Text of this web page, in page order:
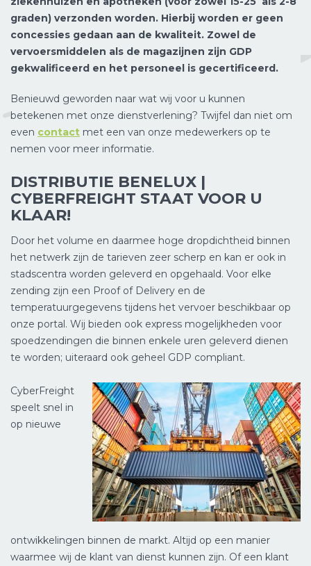
graden) verzonden worden. Hierbij worden er geen
concessies gedaan aan de kwaliteit. Zowel de
vervoersmiddelen als de magazijnen zijn GDP
gekwalificeerd en het personeel is gecertificeerd.
Benieuwd geworden naar wat wij voor u kunnen
betekenen met onze dienstverlening? Twijfel dan niet om
even contact met een van onze medewerkers op te
nemen voor meer informatie.
DISTRIBUTIE BENELUX |
CYBERFREIGHT STAAT VOOR U
KLAAR!
Door het volume en daarmee hoge dropdichtheid binnen
het netwerk zijn de tarieven zeer scherp en kan er ook in
stadscentra worden geleverd en opgehaald. Voor elke
zending zijn een Proof of Delivery en de
temperatuurgegevens tijdens het vervoer beschikbaar op
onze portal. Wij bieden ook express mogelijkheden voor
spoedzendingen die binnen enkele uren geleverd dienen
te worden; uiteraard ook geheel GDP compliant.
CyberFreight
speelt snel in
op nieuwe
ontwikkelingen binnen de markt. Altijd op een manier
waarmee wij de klant van dienst kunnen zijn. Of een klant